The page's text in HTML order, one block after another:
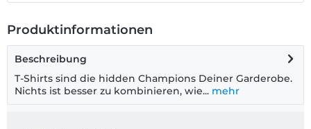
Produktinformationen
Beschreibung
T-Shirts sind die hidden Champions Deiner Garderobe.
Nichts ist besser zu kombinieren, wie... mehr